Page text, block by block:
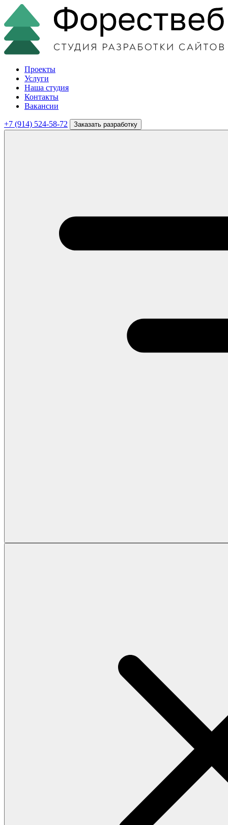
Проекты
Услуги
Наша студия
Контакты
Вакансии
+7 (914) 524-58-72 Заказать разработку